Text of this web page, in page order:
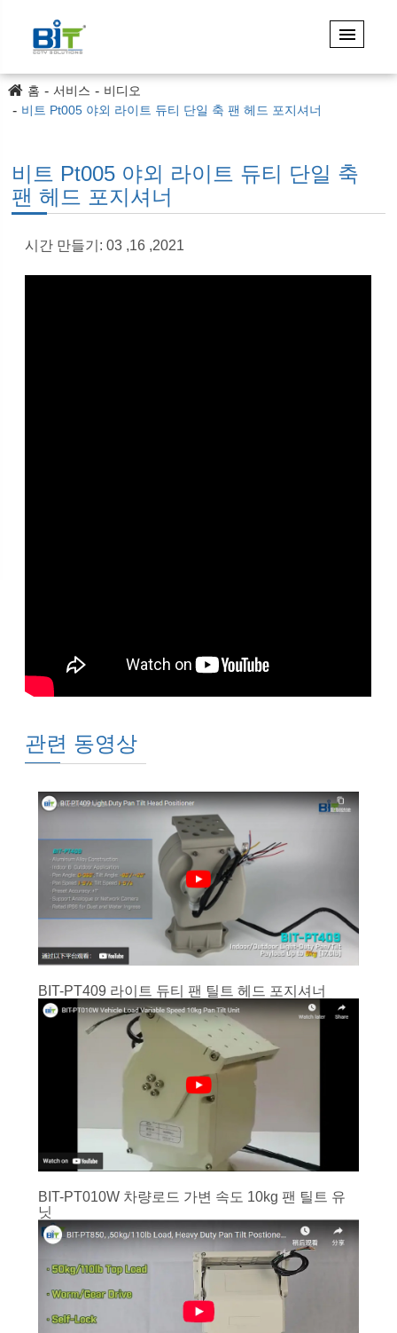
홈 서비스
비디오
비트 Pt005 야외 라이트 듀티 단일 축 팬 헤드 포지셔너
비트 Pt005 야외 라이트 듀티 단일 축
팬 헤드 포지셔너
시간 만들기: 03 ,16 ,2021
관련 동영상
BIT-PT409 라이트 듀티 팬 틸트 헤드 포지셔너
BIT-PT010W 차량로드 가변 속도 10kg 팬 틸트 유
닛